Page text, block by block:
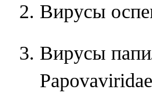
Вирусы
Вирусы